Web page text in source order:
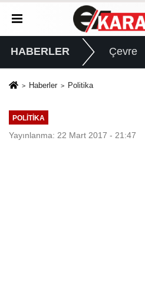
HABERLER Çevre
Haberler Politika
POLITIKA
Yayınlanma: 22 Mart 2017 - 21:47